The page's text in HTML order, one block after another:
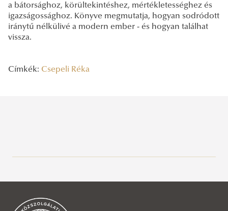
Európa válaszúton: versenyképesség, kohézió és bővítés a magyar
a bátorsághoz, körültekintéshez, mértékletességhez és
igazságossághoz. Könyve megmutatja, hogyan sodródott
iránytű nélkülivé a modern ember - és hogyan találhat
vissza.
Címkék: Csepeli Réka